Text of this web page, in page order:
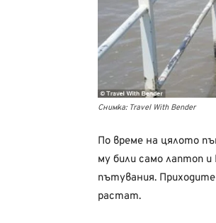
Снимка: Travel With Bender
По време на цялото
му били само лаптоп
пътувания.
растат.